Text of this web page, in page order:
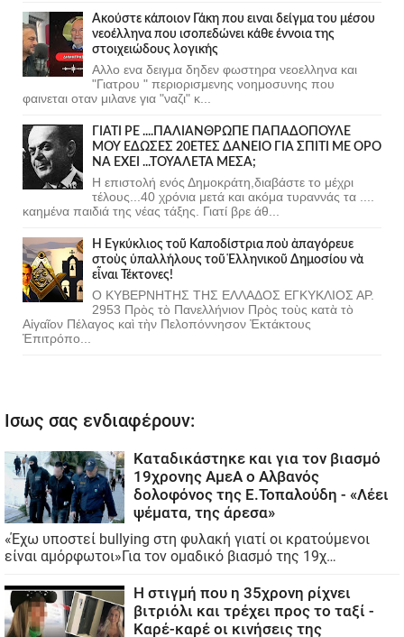
Ακούστε κάποιον Γάκη που ειναι δείγμα του μέσου
νεοέλληνα που ισοπεδώνει κάθε έννοια της
στοιχειώδους λογικής
Αλλο ενα δειγμα δηδεν φωστηρα νεοελληνα και
"Γιατρου " περιορισμενης νοημοσυνης που
φαινεται οταν μιλανε για "ναζι" κ...
ΓΙΑΤΙ ΡΕ ....ΠΑΛΙΑΝΘΡΩΠΕ ΠΑΠΑΔΟΠΟΥΛΕ
ΜΟΥ ΕΔΩΣΕΣ 20ΕΤΕΣ ΔΑΝΕΙΟ ΓΙΑ ΣΠΙΤΙ ΜΕ ΟΡΟ
ΝΑ ΕΧΕΙ ...ΤΟΥΑΛΕΤΑ ΜΕΣΑ;
Η επιστολή ενός Δημοκράτη,διαβάστε το μέχρι
τέλους...40 χρόνια μετά και ακόμα τυραννάς τα ....
καημένα παιδιά της νέας τάξης. Γιατί βρε άθ...
Ἡ Ἐγκύκλιος τοῦ Καποδίστρια ποὺ ἀπαγόρευε
στοὺς ὑπαλλήλους τοῦ Ἑλληνικοῦ Δημοσίου νὰ
εἶναι Τέκτονες!
Ο ΚΥΒΕΡΝΗΤΗΣ ΤΗΣ ΕΛΛΑΔΟΣ ΕΓΚΥΚΛΙΟΣ ΑΡ.
2953 Πρὸς τὸ Πανελλήνιον Πρὸς τοὺς κατὰ τὸ
Αἰγαῖον Πέλαγος καὶ τὴν Πελοπόννησον Ἐκτάκτους
Ἐπιτρόπο...